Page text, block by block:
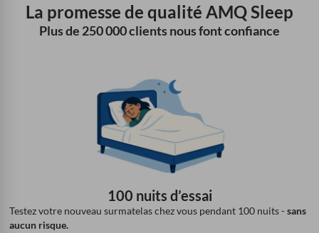
La promesse de qualité AMQ Sleep
Plus de 250 000 clients nous font confiance
100 nuits d’essai
Testez votre nouveau surmatelas chez vous pendant 100 nuits - sans
aucun risque.